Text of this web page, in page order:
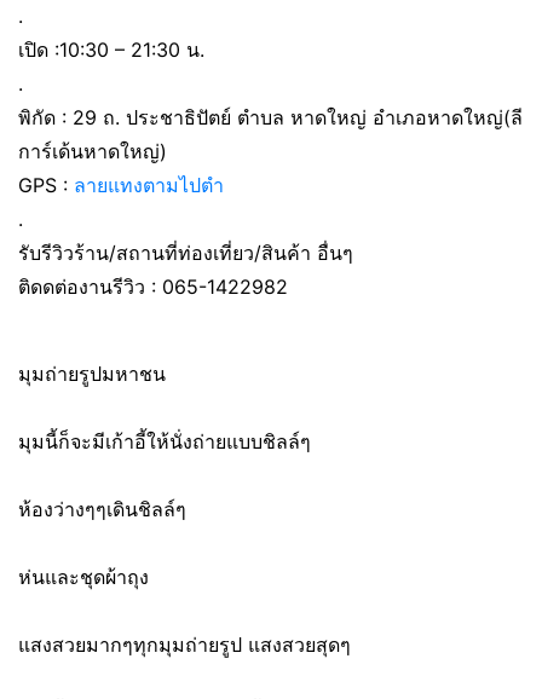
.
เปิด :10:30 – 21:30 น.
.
พิกัด : 29 ถ. ประชาธิปัตย์ ตำบล หาดใหญ่ อำเภอหาดใหญ่(ลี
การ์เด้นหาดใหญ่)
GPS : ลายแทงตามไปตำ
.
รับรีวิวร้าน/สถานที่ท่องเที่ยว/สินค้า อื่นๆ
ติดดต่องานรีวิว : 065-1422982
มุมถ่ายรูปมหาชน
มุมนี้ก็จะมีเก้าอี้ให้นั่งถ่ายแบบชิลล์ๆ
ห้องว่างๆๆเดินชิลล์ๆ
ห่นและชุดผ้าถุง
แสงสวยมากๆทุกมุมถ่ายรูป แสงสวยสุดๆ